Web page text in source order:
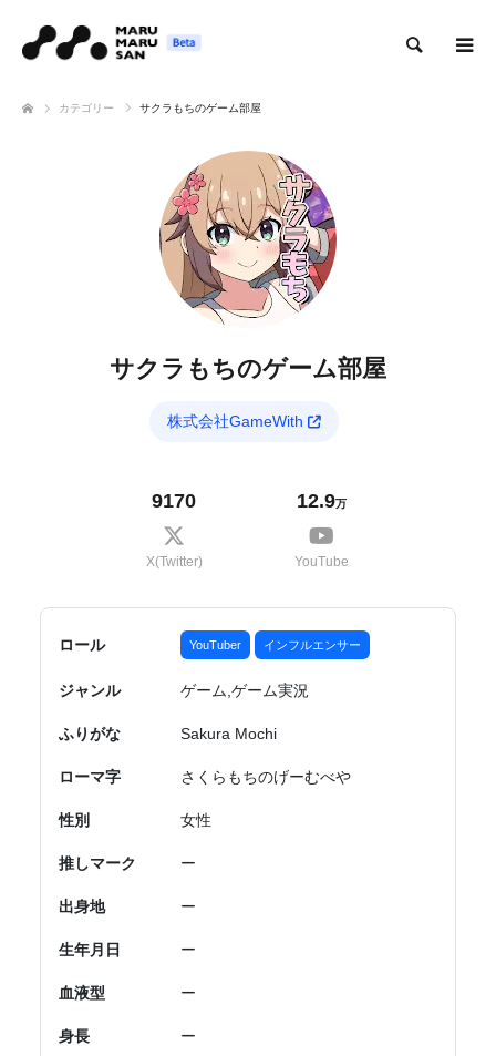
カテゴリー サクラもちのゲーム部屋
サクラもちのゲーム部屋
株式会社GameWith
9170
X(Twitter)
12.9万
YouTube
ロール YouTuber インフルエンサー
ジャンル ゲーム,ゲーム実況
ふりがな Sakura Mochi
ローマ字 さくらもちのげーむべや
性別 女性
推しマーク ー
出身地 ー
生年月日 ー
血液型 ー
身長 ー